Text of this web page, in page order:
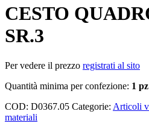
CESTO
SR.3
Per vedere il prezzo registrati al sito
Quantità minima per confezione: 1 pz
COD: D0367.05 Categorie: Articoli
materiali